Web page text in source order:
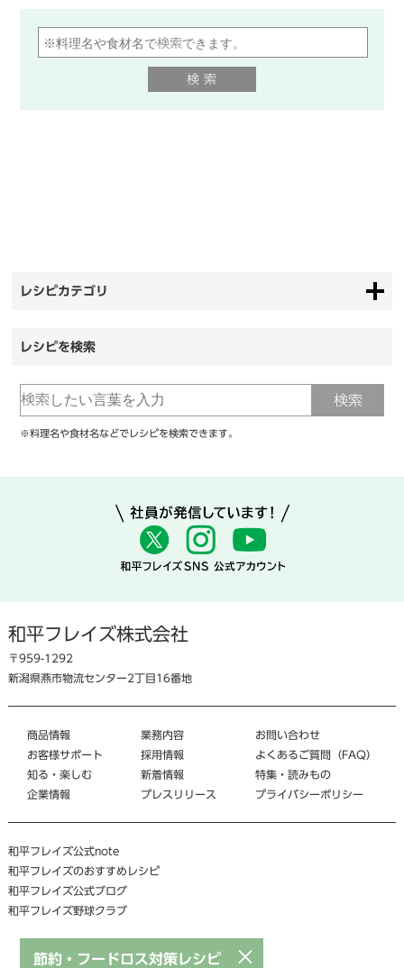
レシピカテゴリ
レシピを検索
※料理名や食材名などでレシピを検索できます。
和平フレイズ株式会社
〒959-1292
新潟県燕市物流センター2丁目16番地
商品情報
お客様サポート
知る・楽しむ
企業情報
業務内容
採用情報
新着情報
プレスリリース
お問い合わせ
よくあるご質問（FAQ）
特集・読みもの
プライバシーポリシー
和平フレイズ公式note
和平フレイズのおすすめレシピ
和平フレイズ公式ブログ
和平フレイズ野球クラブ
×
節約・フードロス対策レシピ